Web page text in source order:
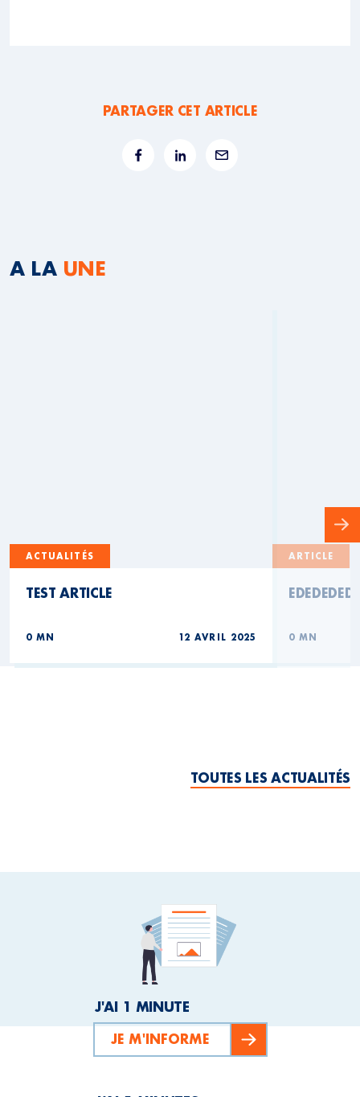
PARTAGER CET ARTICLE
A LA UNE
ACTUALITÉS
TEST ARTICLE
0 MN 12 AVRIL 2025
ARTICLE
EDEDEDED
0 MN
TOUTES LES ACTUALITÉS
J'AI 1 MINUTE
JE M'INFORME